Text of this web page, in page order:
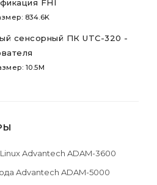
FHI
834.6K
сенсорный ПК UTC-320 -
10.5M
Advantech ADAM-3600
Advantech ADAM-5000